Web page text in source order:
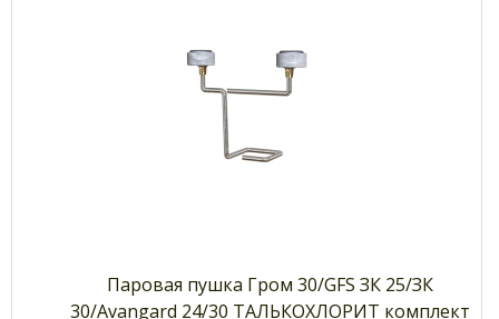
Паровая пушка Гром 30/GFS ЗК 25/ЗК
30/Avangard 24/30 ТАЛЬКОХЛОРИТ комплект